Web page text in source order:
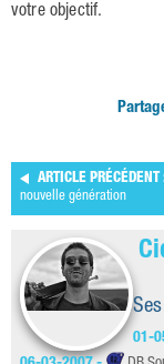
votre objectif.
ARTICLE PRÉCÉDENT
nouvelle génération
01-